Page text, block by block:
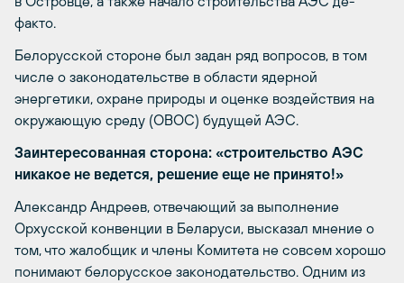
факто.
Белорусской стороне был задан ряд вопросов, в том
числе о законодательстве в области ядерной
энергетики, охране природы и оценке воздействия на
окружающую среду (ОВОС) будущей АЭС.
Заинтересованная сторона: «строительство АЭС
никакое не ведется, решение еще не принято!»
Александр Андреев, отвечающий за выполнение
Орхусской конвенции в Беларуси, высказал мнение о
том, что жалобщик и члены Комитета не совсем хорошо
понимают белорусское законодательство. Одним из